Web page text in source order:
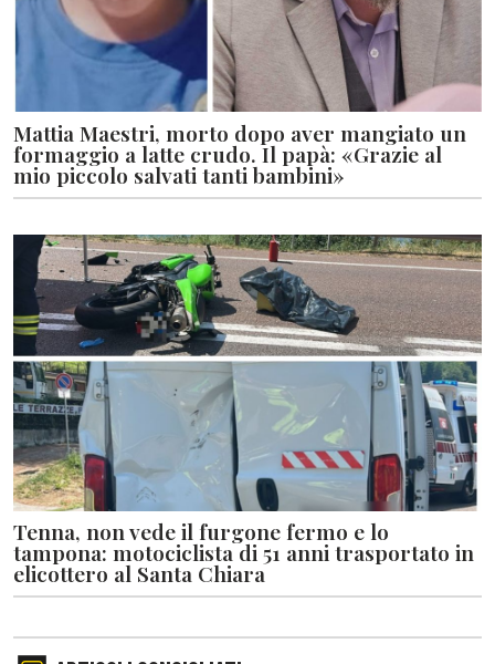
Mattia Maestri, morto dopo aver mangiato un
formaggio a latte crudo. Il papà: «Grazie al
mio piccolo salvati tanti bambini»
Tenna, non vede il furgone fermo e lo
tampona: motociclista di 51 anni trasportato in
elicottero al Santa Chiara